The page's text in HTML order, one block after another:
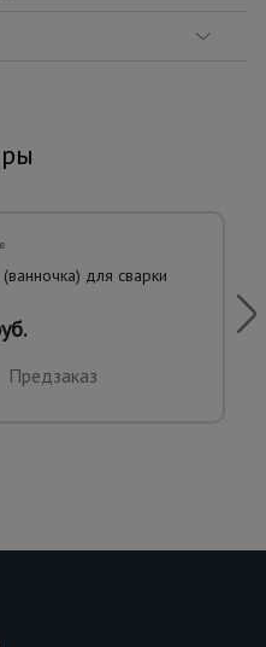
для сварки
Предзаказ